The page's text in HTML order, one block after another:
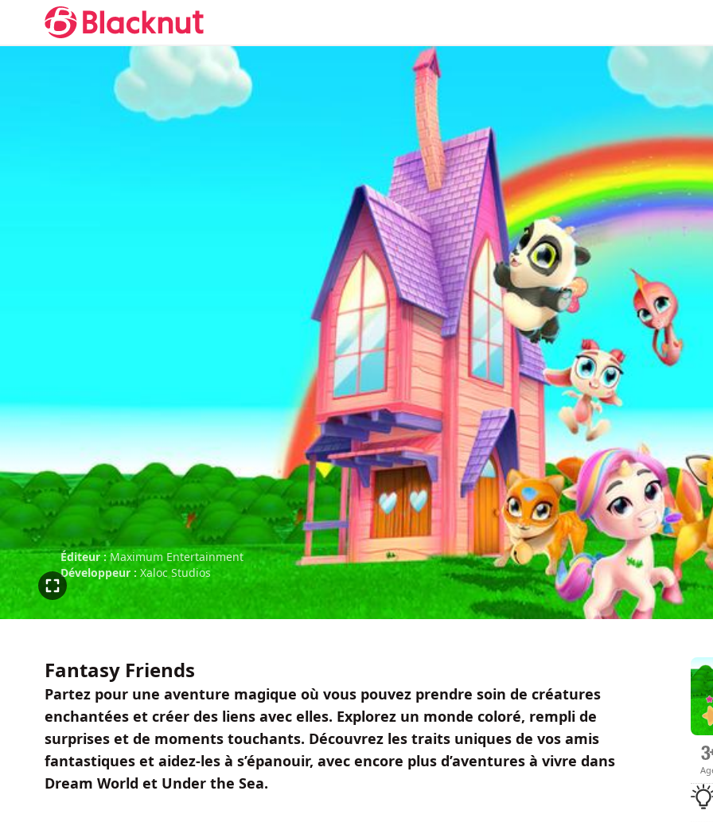
Éditeur : Maximum Entertainment
Développeur : Xaloc Studios
Fantasy Friends
Partez pour une aventure magique où vous pouvez prendre soin de créatures
enchantées et créer des liens avec elles. Explorez un monde coloré, rempli de
surprises et de moments touchants. Découvrez les traits uniques de vos amis
fantastiques et aidez-les à s’épanouir, avec encore plus d’aventures à vivre dans
Dream World et Under the Sea.